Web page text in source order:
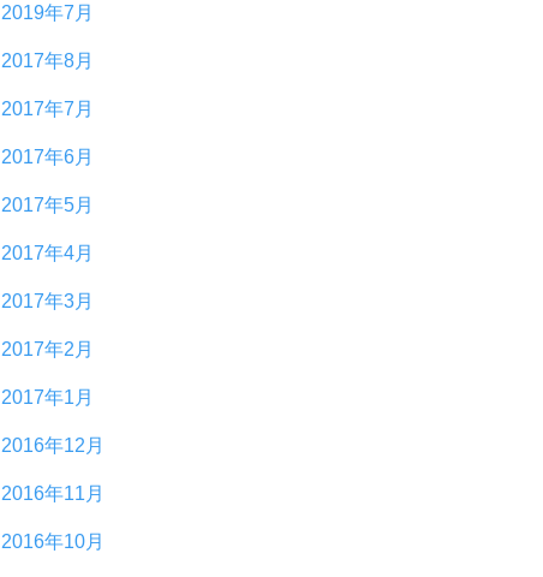
2019年7月
2017年8月
2017年7月
2017年6月
2017年5月
2017年4月
2017年3月
2017年2月
2017年1月
2016年12月
2016年11月
2016年10月